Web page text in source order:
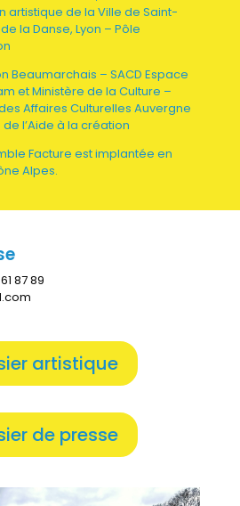
artistique de la Ville de Saint-
la Danse, Lyon – Pôle
Beaumarchais – SACD Espace
et Ministère de la Culture –
Affaires Culturelles Auvergne
l’Aide à la création
Facture est implantée en
Alpes.
87 89
artistique
de presse